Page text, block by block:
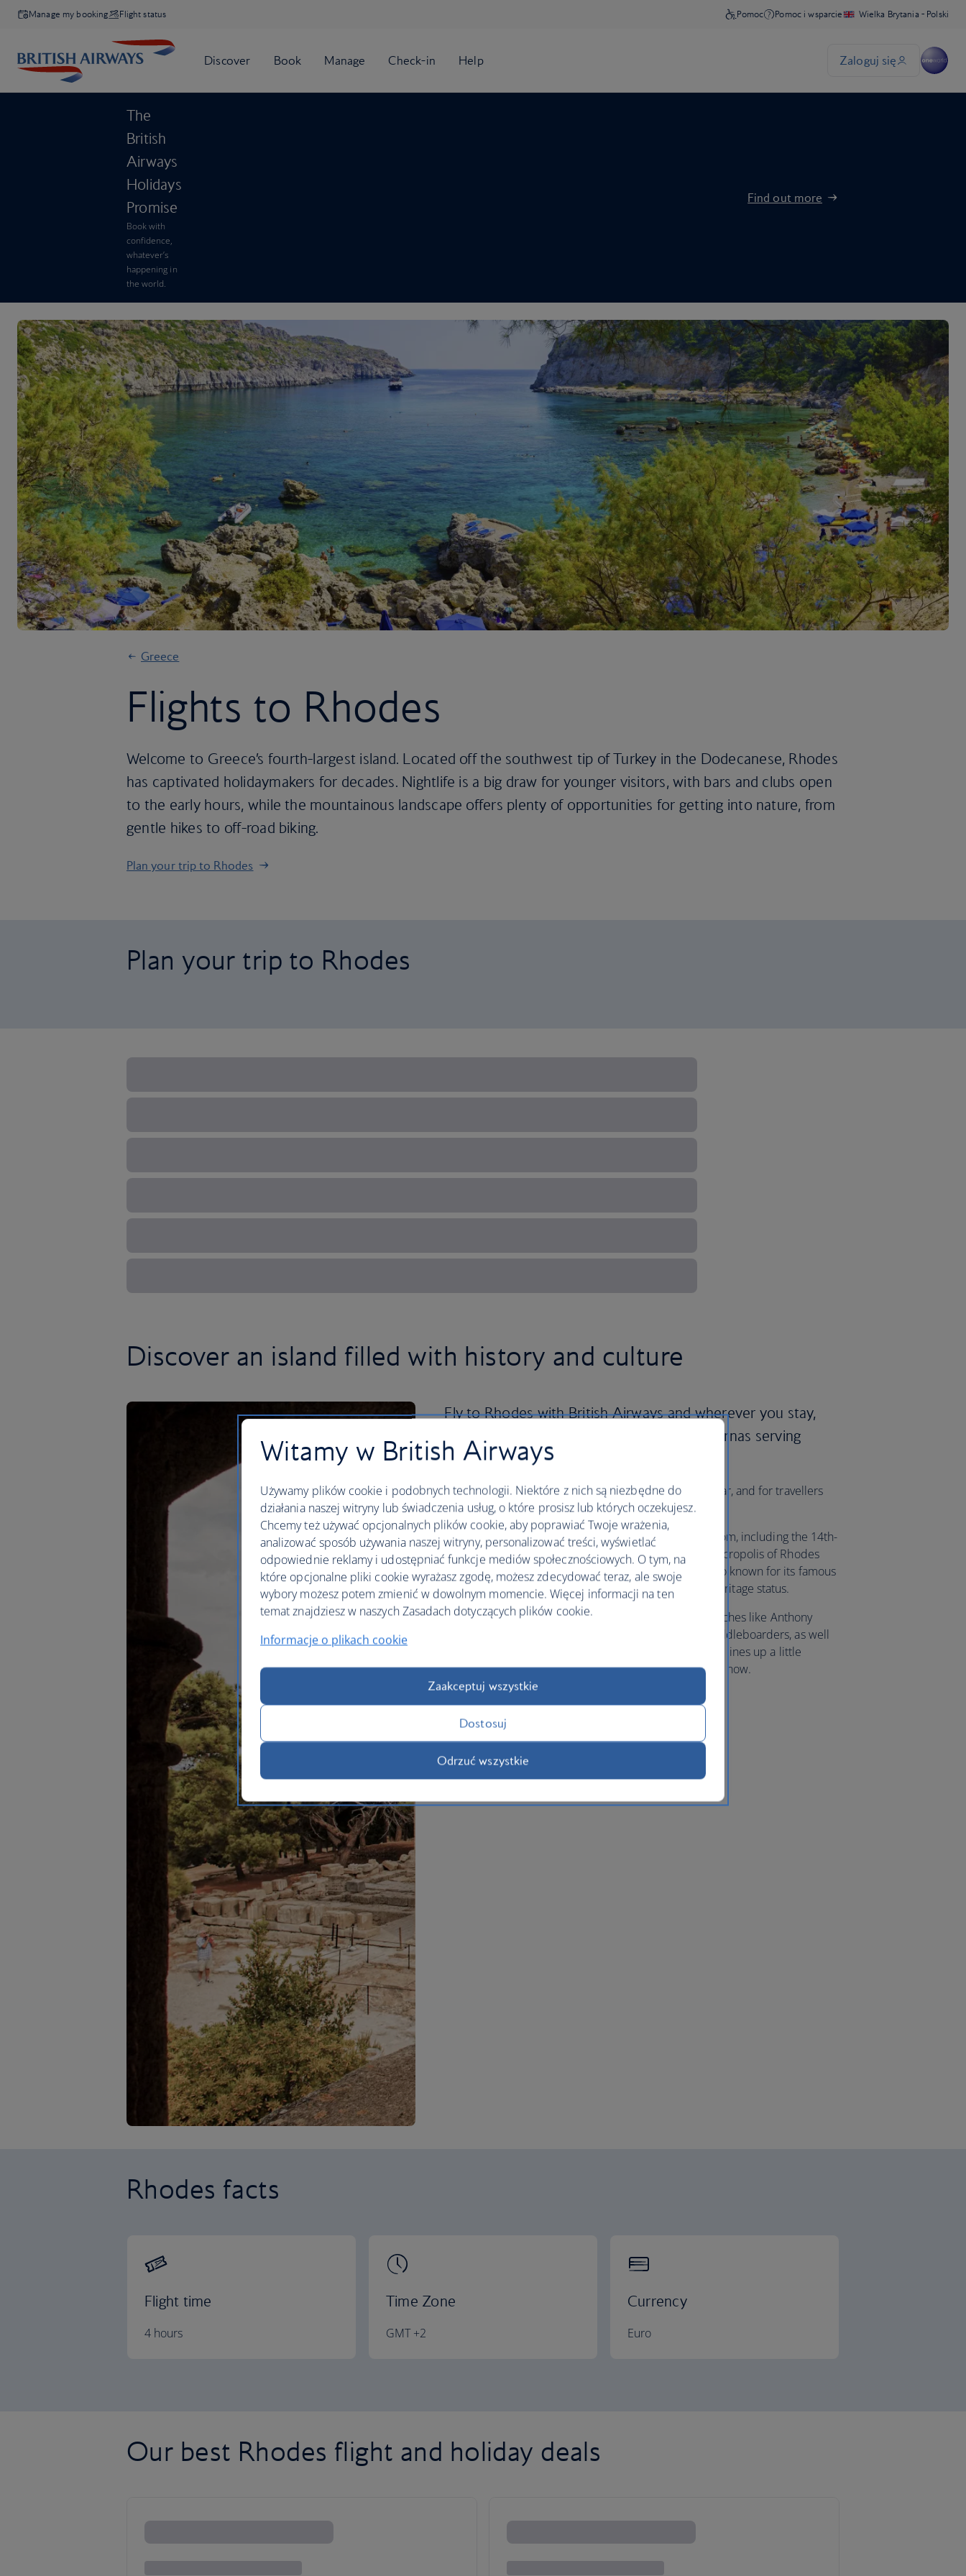
Manage my booking Flight status
The
British
Airways
Holidays
Promise
Book with
confidence,
whatever’s
happening in
the world.
Find out more
Greece
Flights to Rhodes
Welcome to Greece’s fourth-largest island. Located off the southwest tip of Turkey in the Dodecanese, Rhodes
has captivated holidaymakers for decades. Nightlife is a big draw for younger visitors, with bars and clubs open
to the early hours, while the mountainous landscape offers plenty of opportunities for getting into nature, from
gentle hikes to off-road biking.
Plan your trip to Rhodes
Plan your trip to Rhodes
Discover an island filled with history and culture
Fly to Rhodes with British Airways and wherever you stay,
you won’t be far from one of the many tavernas serving
traditional Greek cuisine.
Classics such as moussaka, gyros and salads are popular, and for travellers
with a sweet tooth, warm baklava is worth sampling.
History lovers have plenty of ancient sites to choose from, including the 14th-
century Palace of the Grand Master, the 2nd-century Acropolis of Rhodes
and the 16th-century Suleiman Mosque. Rhodes is also known for its famous
old town, which has been awarded UNESCO World Heritage status.
If beaches are your thing, you’re spoilt for choice. Stretches like Anthony
Quinn Bay are great for snorkellers, swimmers and paddleboarders, as well
as sandy spots in Lindos and Faliraki. This Greek island lines up a little
something for everyone – book yourholiday to Rhodes now.
Rhodes facts
Flight time
4 hours
Time Zone
GMT +2
Currency
Euro
Our best Rhodes flight and holiday deals
Witamy w British Airways
Używamy plików cookie i podobnych technologii. Niektóre z nich są niezbędne do
działania naszej witryny lub świadczenia usług, o które prosisz lub których oczekujesz.
Chcemy też używać opcjonalnych plików cookie, aby poprawiać Twoje wrażenia,
analizować sposób używania naszej witryny, personalizować treści, wyświetlać
odpowiednie reklamy i udostępniać funkcje mediów społecznościowych. O tym, na
które opcjonalne pliki cookie wyrażasz zgodę, możesz zdecydować teraz, ale swoje
wybory możesz potem zmienić w dowolnym momencie. Więcej informacji na ten
temat znajdziesz w naszych Zasadach dotyczących plików cookie.
Informacje o plikach cookie
Zaakceptuj wszystkie
Dostosuj
Odrzuć wszystkie